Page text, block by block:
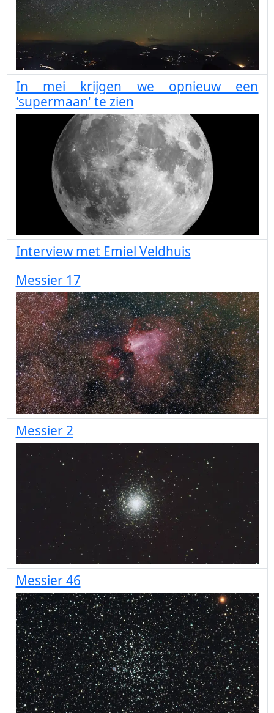
In mei krijgen we opnieuw een
'supermaan' te zien
Interview met Emiel Veldhuis
Messier 17
Messier 2
Messier 46